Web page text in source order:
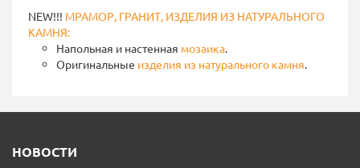
NEW!!! МРАМОР, ГРАНИТ, ИЗДЕЛИЯ ИЗ НАТУРАЛЬНОГО
КАМНЯ:
Напольная и настенная мозаика.
Оригинальные изделия из натурального камня.
НОВОСТИ